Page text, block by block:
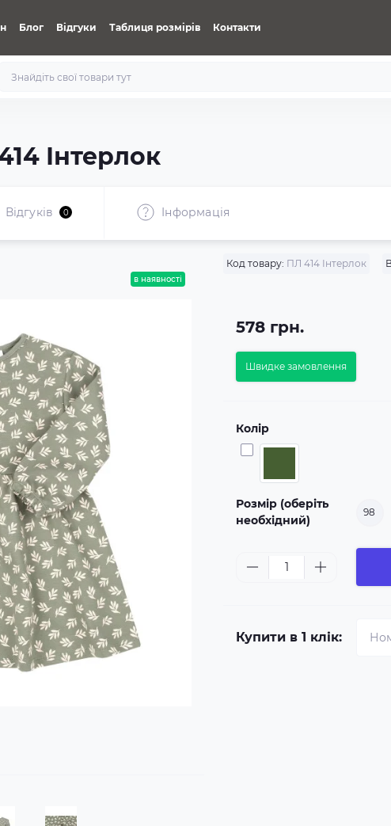
Блог Відгуки Таблиця розмірів Контакти
Інтерлок
Відгуків 0 Iнформація
в наявності
Код товару: ПЛ 414 Інтерлок
578 грн.
Швидке замовлення
Колір
Розмір (оберіть
необхідний)
98
Купити в 1 клік: